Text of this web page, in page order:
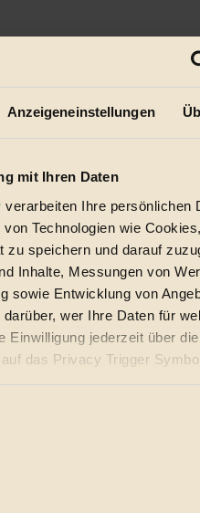
Anzeigeneinstellungen
mit Ihren Daten
verarbeiten Ihre persönlichen
Technologien wie
zu speichern und darauf
Inhalte, Messungen von
sowie Entwicklung von
wer Ihre Daten für
Einwilligung jederzeit über
das Privacy Trigger
wir auch gerne:
Scannen nach bestimmten
sowie der Branche